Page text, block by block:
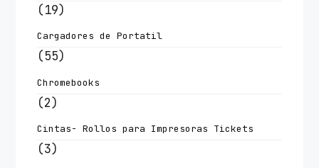
(19)
Cargadores de Portatil
(55)
Chromebooks
(2)
Cintas- Rollos para Impresoras Tickets
(3)